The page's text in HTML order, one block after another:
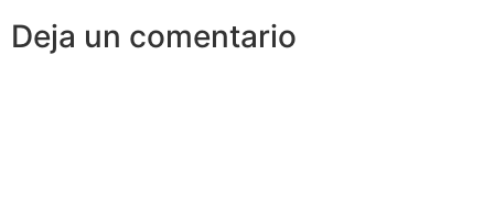
Deja un comentario